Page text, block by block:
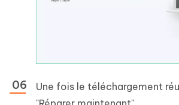
Une fois le téléchargement